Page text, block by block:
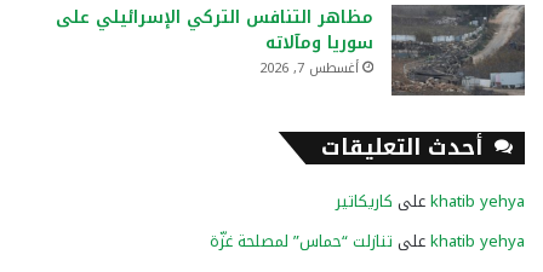
مظاهر التنافس التركي الإسرائيلي على
سوريا ومآلاته
أغسطس 7, 2026
أحدث التعليقات
khatib yehyaعلى كاريكاتير
khatib yehyaعلى تنازلت “حماس” لمصلحة غزّة